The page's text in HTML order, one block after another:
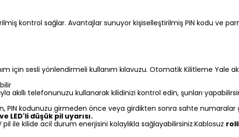
kontrol sağlar. Avantajlar sunuyor kişiselleştirilmiş PIN kodu ve
için sesli yönlendirmeli kullanım kılavuzu. Otomatik Kilitleme Yale
akıllı telefonunuzu kullanarak kilidinizi kontrol edin, şunları
PIN kodunuzu girmeden önce veya girdikten sonra sahte numaralar
LED'li düşük pil uyarısı.
kilide acil durum enerjisini kolaylıkla sağlayabilirsiniz.Kablosuz